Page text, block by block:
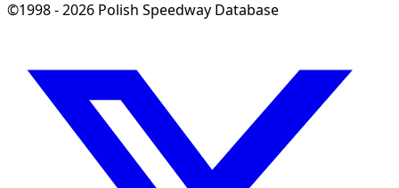
©1998 - 2026 Polish Speedway Database